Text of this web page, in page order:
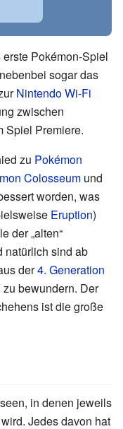
erste Pokémon-Spiel
sogar das
Nintendo Wi-Fi
zwischen
Spiel Premiere.
zu Pokémon
Colosseum und
worden, was
Eruption)
der „alten“
natürlich sind ab
der4. Generation
bewundern. Der
ist die große
in denen jeweils
Jedes davon hat